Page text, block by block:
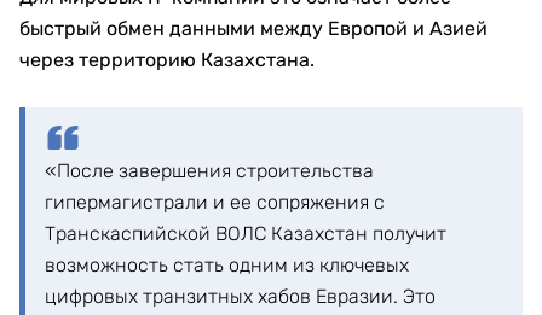
быстрый обмен данными между Европой и Азией
через территорию Казахстана.
«После завершения строительства
гипермагистрали и ее сопряжения с
Транскаспийской ВОЛС Казахстан получит
возможность стать одним из ключевых
цифровых транзитных хабов Евразии. Это